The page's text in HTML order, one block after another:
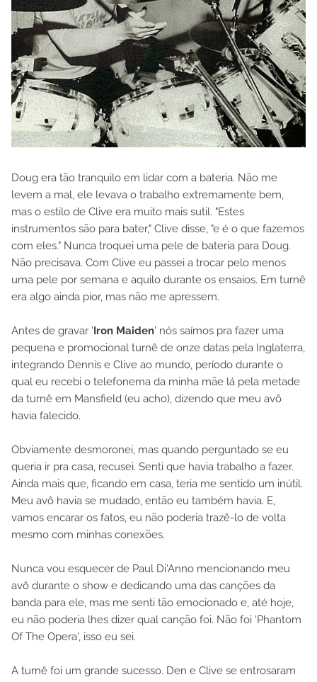
Doug era tão tranquilo em lidar com a bateria. Não me
levem a mal, ele levava o trabalho extremamente bem,
mas o estilo de Clive era muito mais sutil. "Estes
instrumentos são para bater," Clive disse, "e é o que fazemos
com eles." Nunca troquei uma pele de bateria para Doug.
Não precisava. Com Clive eu passei a trocar pelo menos
uma pele por semana e aquilo durante os ensaios. Em turnê
era algo ainda pior, mas não me apressem.
Antes de gravar ' Iron Maiden' nós saímos pra fazer uma
pequena e promocional turnê de onze datas pela Inglaterra,
integrando Dennis e Clive ao mundo, período durante o
qual eu recebi o telefonema da minha mãe lá pela metade
da turnê em Mansfield (eu acho), dizendo que meu avô
havia falecido.
Obviamente desmoronei, mas quando perguntado se eu
queria ir pra casa, recusei. Senti que havia trabalho a fazer.
Ainda mais que, ficando em casa, teria me sentido um inútil.
Meu avô havia se mudado, então eu também havia. E,
vamos encarar os fatos, eu não poderia trazê-lo de volta
mesmo com minhas conexões.
Nunca vou esquecer de Paul Di'Anno mencionando meu
avô durante o show e dedicando uma das canções da
banda para ele, mas me senti tão emocionado e, até hoje,
eu não poderia lhes dizer qual canção foi. Não foi 'Phantom
Of The Opera', isso eu sei.
A turnê foi um grande sucesso. Den e Clive se entrosaram